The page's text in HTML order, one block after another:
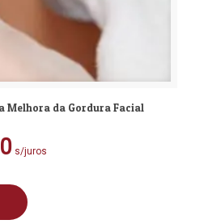
Melhora da Gordura Facial
s/juros